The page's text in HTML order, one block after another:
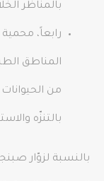
بالمناظر
رابعاً،
المناطق
من الحيوانات
بالتنزّه
بالنسبة لزوّار